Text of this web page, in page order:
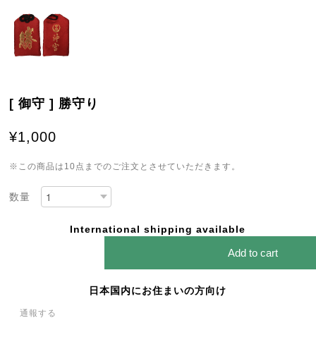
[ 御守 ] 勝守り
¥1,000
※この商品は10点までのご注文とさせていただきます。
数量
International shipping available
Add to cart
日本国内にお住まいの方向け
通報する